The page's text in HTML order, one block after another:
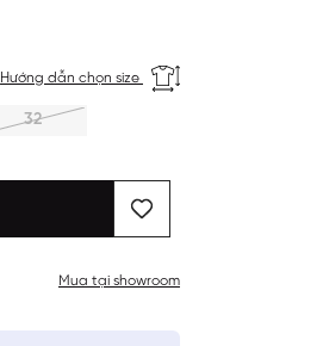
Hướng dẫn chọn size
32
Mua tại showroom